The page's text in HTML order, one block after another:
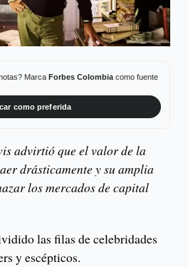
Marca Forbes Colombiacomo fuente
como preferida
advirtió que el valor de la
drásticamente y su amplia
los mercados de capital
las filas de celebridades
y escépticos.